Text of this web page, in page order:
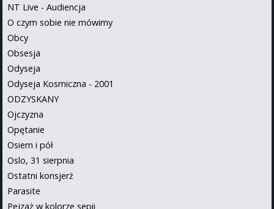
NT Live - Audiencja
O czym sobie nie mówimy
Obcy
Obsesja
Odyseja
Odyseja Kosmiczna - 2001
ODZYSKANY
Ojczyzna
Opętanie
Osiem i pół
Oslo, 31 sierpnia
Ostatni konsjerż
Parasite
Pejzaż w kolorze sepii